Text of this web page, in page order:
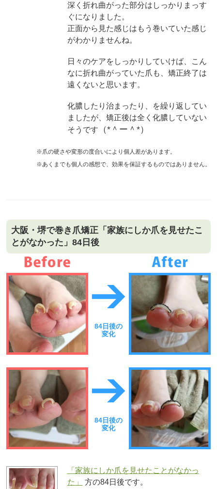
深く折れ曲がった部分はしっかりまっす
ぐになりました。
正面から見た感じはもう巻いていた感じ
がわかりませんね。
日々のケアをしっかりしていけば、こん
なに折れ曲がっていた爪も、矯正終了は
遠くないと思います。
化膿したり治まったり、を繰り返してい
ましたが、矯正後は全く化膿していない
そうです
（*＾ー＾*）
※爪の硬さや変形の度合いにより個人差があります。
※あくまでも個人の感想で、効果を保証するものではありません。
大阪・堺で巻き爪矯正「家族にしか爪を見せたこ
とがなかった」84日後
84日後の
変化
84日後の
変化
「家族にしか爪を見せたことがなかっ
た」
方の84日後です。